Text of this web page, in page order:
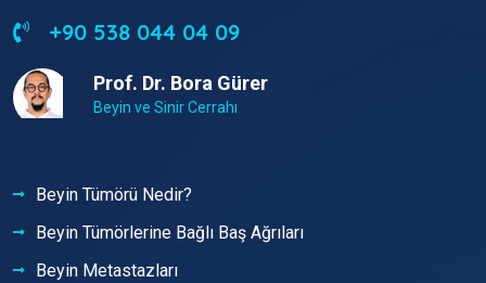
+90 538 044 04 09
Prof. Dr. Bora Gürer
Beyin ve Sinir Cerrahı
Beyin Tümörü Nedir?
Beyin Tümörlerine Bağlı Baş Ağrıları
Beyin Metastazları